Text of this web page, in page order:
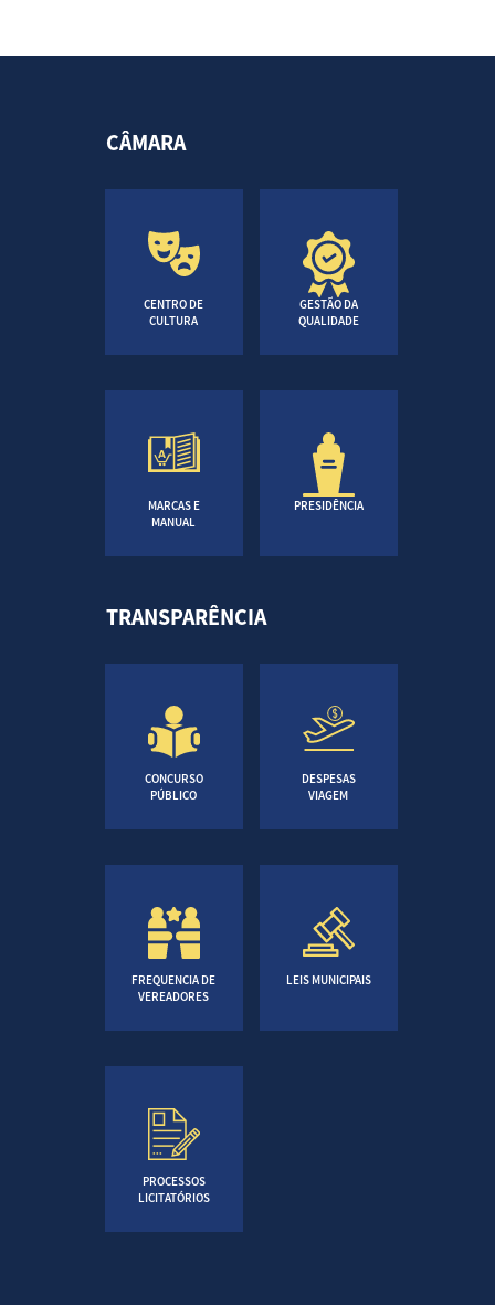
CÂMARA
CENTRO DE
CULTURA
GESTÃO DA
QUALIDADE
MARCAS E
MANUAL
PRESIDÊNCIA
TRANSPARÊNCIA
CONCURSO
PÚBLICO
DESPESAS
VIAGEM
FREQUENCIA DE
VEREADORES
LEIS MUNICIPAIS
PROCESSOS
LICITATÓRIOS